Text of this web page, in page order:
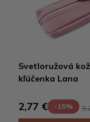
Svetloružová
kľúčenka Lana
2,77 € -15%